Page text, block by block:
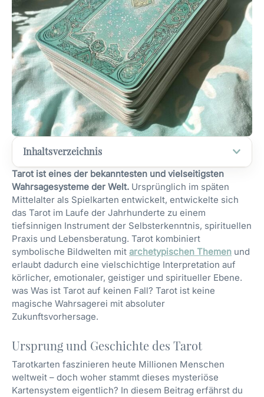
Inhaltsverzeichnis
Tarot ist eines der bekanntesten und vielseitigsten
Wahrsagesysteme der Welt. Ursprünglich im späten
Mittelalter als Spielkarten entwickelt, entwickelte sich
das Tarot im Laufe der Jahrhunderte zu einem
tiefsinnigen Instrument der Selbsterkenntnis, spirituellen
Praxis und Lebensberatung. Tarot kombiniert
symbolische Bildwelten mit archetypischen Themen und
erlaubt dadurch eine vielschichtige Interpretation auf
körlicher, emotionaler, geistiger und spiritueller Ebene.
was Was ist Tarot auf keinen Fall? Tarot ist keine
magische Wahrsagerei mit absoluter
Zukunftsvorhersage.
Ursprung und Geschichte des Tarot
Tarotkarten faszinieren heute Millionen Menschen
weltweit – doch woher stammt dieses mysteriöse
Kartensystem eigentlich? In diesem Beitrag erfährst du